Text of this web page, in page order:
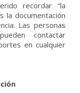
recordar “la
la documentación
Las personas
contactar
en cualquier